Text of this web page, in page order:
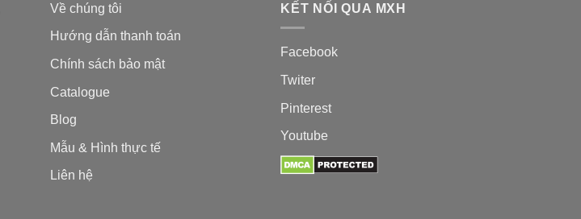
Về chúng tôi
Hướng dẫn thanh toán
Chính sách bảo mật
Catalogue
Blog
Mẫu & Hình thực tế
Liên hệ
KẾT NỐI QUA MXH
Facebook
Twiter
Pinterest
Youtube